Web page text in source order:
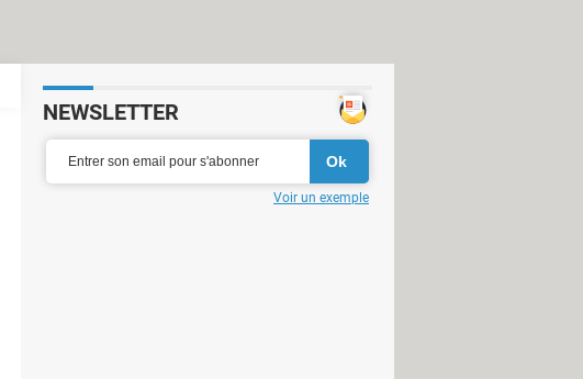
NEWSLETTER
Voir un exemple